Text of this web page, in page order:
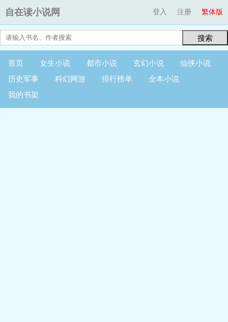
自在读小说网 繁体版
登入 注册
搜索
首页 女生小说 都市小说 玄幻小说
仙侠小说
历史军事
科幻网游 排行榜单
全本小说
我的书架